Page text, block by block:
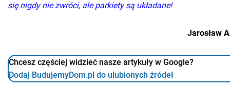
się nigdy nie zwróci, ale parkiety są układane!
Jarosław
Chcesz częściej widzieć nasze artykuły w Google?
Dodaj BudujemyDom.pl do ulubionych źródeł